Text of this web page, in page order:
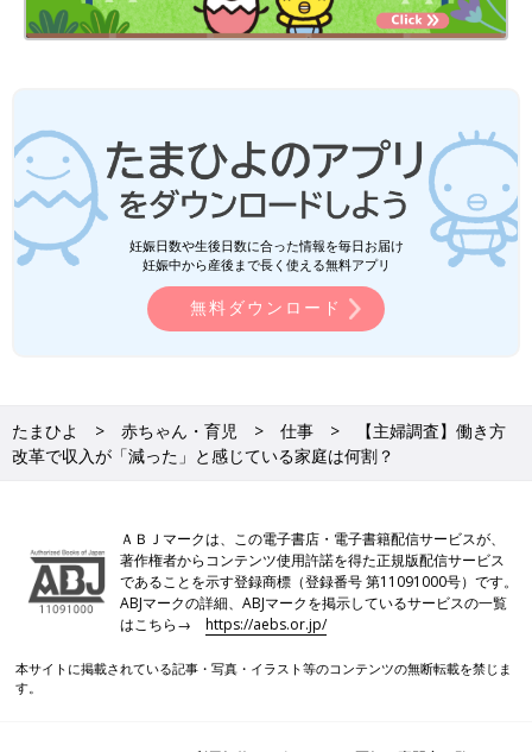
妊娠日数や生後日数に合った情報を毎日お届け
妊娠中から産後まで長く使える無料アプリ
無料ダウンロード
たまひよ 赤ちゃん・育児 仕事
【主婦調査】働き方
改革で収入が「減った」と感じている家庭は何割？
ＡＢＪマークは、この電子書店・電子書籍配信サービスが、
著作権者からコンテンツ使用許諾を得た正規版配信サービス
であることを示す登録商標（登録番号 第11091000号）です。
ABJマークの詳細、ABJマークを掲示しているサービスの一覧
はこちら→https://aebs.or.jp/
本サイトに掲載されている記事・写真・イラスト等のコンテンツの無断転載を禁じま
す。